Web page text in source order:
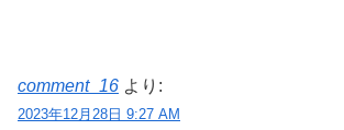
comment_16 より:
2023年12月28日 9:27 AM